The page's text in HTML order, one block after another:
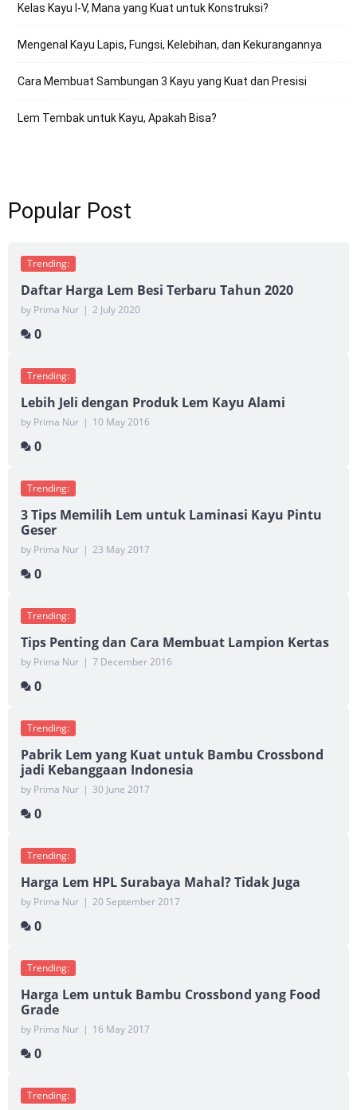
Kelas Kayu I-V, Mana yang Kuat untuk Konstruksi?
Mengenal Kayu Lapis, Fungsi, Kelebihan, dan Kekurangannya
Cara Membuat Sambungan 3 Kayu yang Kuat dan Presisi
Lem Tembak untuk Kayu, Apakah Bisa?
Popular Post
Trending:
Daftar Harga Lem Besi Terbaru Tahun 2020
by Prima Nur | 2 July 2020
0
Trending:
Lebih Jeli dengan Produk Lem Kayu Alami
by Prima Nur | 10 May 2016
0
Trending:
3 Tips Memilih Lem untuk Laminasi Kayu Pintu
Geser
by Prima Nur | 23 May 2017
0
Trending:
Tips Penting dan Cara Membuat Lampion Kertas
by Prima Nur | 7 December 2016
0
Trending:
Pabrik Lem yang Kuat untuk Bambu Crossbond
jadi Kebanggaan Indonesia
by Prima Nur | 30 June 2017
0
Trending:
Harga Lem HPL Surabaya Mahal? Tidak Juga
by Prima Nur | 20 September 2017
0
Trending:
Harga Lem untuk Bambu Crossbond yang Food
Grade
by Prima Nur | 16 May 2017
0
Trending: